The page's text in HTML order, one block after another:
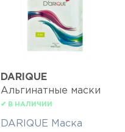
DARIQUE
Альгинатные маски
✔ В НАЛИЧИИ
DARIQUE Маска